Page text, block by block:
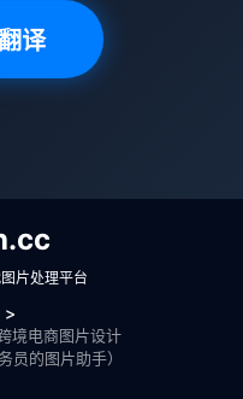
译
片处理平台
>
境电商图片设计
员的图片助手）